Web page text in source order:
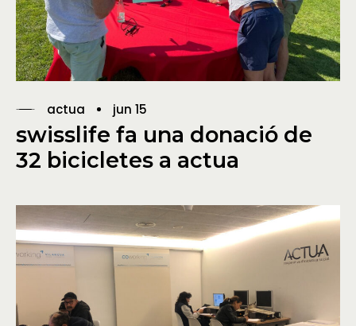
actua jun 15
swisslife fa una donació de
32 bicicletes a actua